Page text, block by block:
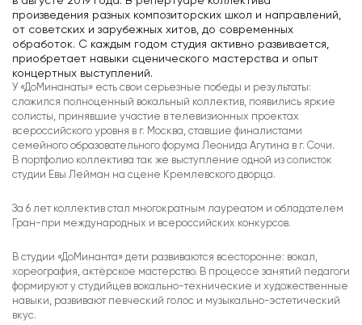
произведения разных композиторских школ и направлений,
от советских и зарубежных хитов, до современных
обработок. С каждым годом студия активно развивается,
приобретает навыки сценического мастерства и опыт
концертных выступлений.
У «ДоМинанаты» есть свои серьезные победы и результаты:
сложился полноценный вокальный коллектив, появились яркие
солисты, принявшие участие в телевизионных проектах
всероссийского уровня в г. Москва, ставшие финалистами
семейного образовательного форума Леонида Агутина в г. Сочи.
В портфолио коллектива так же выступление одной из солисток
студии Евы Лейман на сцене Кремлевского дворца.
За 6 лет коллектив стал многократным лауреатом и обладателем
Гран-при международных и всероссийских конкурсов.
В студии «ДоМинанта» дети развиваются всесторонне: вокал,
хореография, актёрское мастерство. В процессе занятий педагоги
формируют у студийцев вокально-технические и художественные
навыки, развивают певческий голос и музыкально-эстетический
вкус.